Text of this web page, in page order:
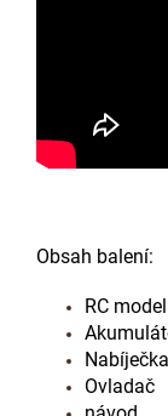
Obsah balení:
RC model
Nabíječka
Ovladač